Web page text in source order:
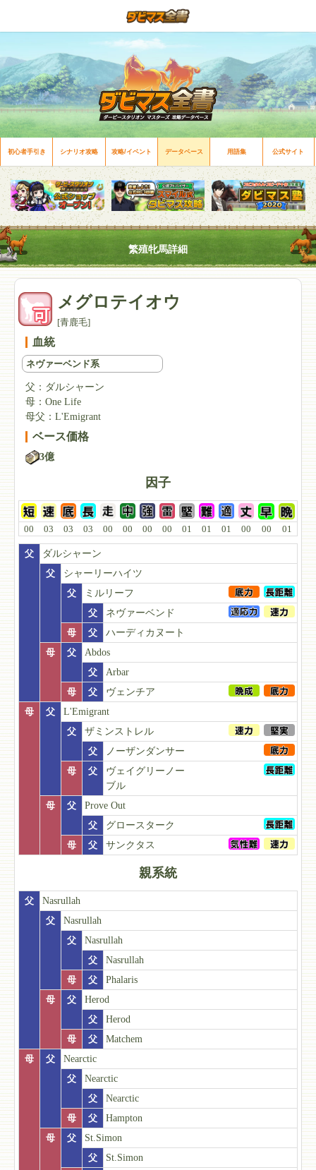
初心者手引き シナリオ攻略 攻略/イベント データベース 用語集 公式サイト
繁殖牝馬詳細
メグロテイオウ
[青鹿毛]
血統
ネヴァーベンド系
父： ダルシャーン
母： One Life
母父： L'Emigrant
ベース価格
3億
因子
00 03 03 03 00 00 00 00 01 01 01 00 00 01
父
ダルシャーン
父
シャーリーハイツ
父
ミルリーフ
父
ネヴァーベンド
母
父
ハーディカヌート
母
父
Abdos
父
Arbar
母
父
ヴェンチア
母
父
L'Emigrant
父
ザミンストレル
父
ノーザンダンサー
母
父
ヴェイグリーノー
ブル
母
父
Prove Out
父
グロースターク
母
父 サンクタス
親系統
父
Nasrullah
父
Nasrullah
父
Nasrullah
父
Nasrullah
母
父
Phalaris
母
父
Herod
父
Herod
母
父
Matchem
母
父
Nearctic
父
Nearctic
父
Nearctic
母
父
Hampton
母
父
St.Simon
父
St.Simon